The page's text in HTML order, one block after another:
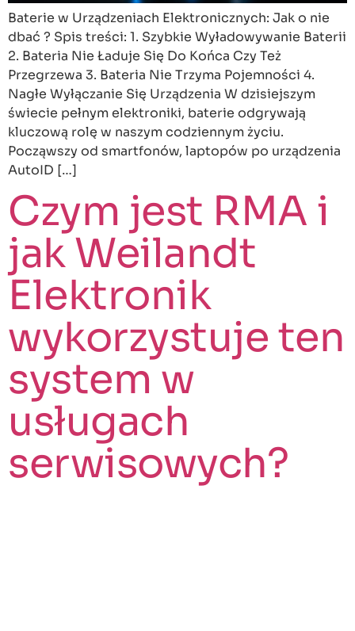
Baterie w Urządzeniach Elektronicznych: Jak o nie
dbać ? Spis treści: 1. Szybkie Wyładowywanie Baterii
2. Bateria Nie Ładuje Się Do Końca Czy Też
Przegrzewa 3. Bateria Nie Trzyma Pojemności 4.
Nagłe Wyłączanie Się Urządzenia W dzisiejszym
świecie pełnym elektroniki, baterie odgrywają
kluczową rolę w naszym codziennym życiu.
Począwszy od smartfonów, laptopów po urządzenia
AutoID […]
Czym jest RMA i
jak Weilandt
Elektronik
wykorzystuje ten
system w
usługach
serwisowych?